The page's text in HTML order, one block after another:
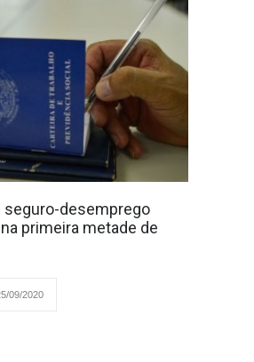
seguro-desemprego
primeira metade de
09/2020